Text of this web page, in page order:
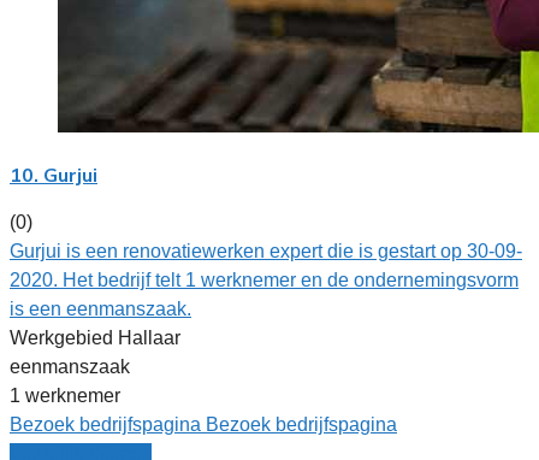
10. Gurjui
(0)
Gurjui is een renovatiewerken expert die is gestart op 30-09-
2020. Het bedrijf telt 1 werknemer en de ondernemingsvorm
is een eenmanszaak.
Werkgebied Hallaar
eenmanszaak
1 werknemer
Bezoek bedrijfspagina Bezoek bedrijfspagina